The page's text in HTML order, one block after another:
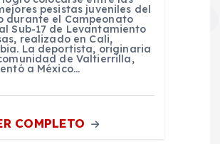
pesistas juveniles del
durante el Campeonato
Sub-17 de Levantamiento
realizado en Cali,
La deportista, originaria
de Valtierrilla,
a México…
COMPLETO